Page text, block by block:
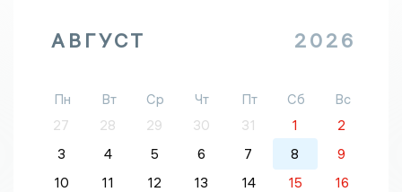
АВГУСТ 2026
Пн Вт Ср Чт Пт Сб
Вс
27
28 29 30 31 1
2
3
4 5 6 7 8
9
10
11 12 13 14 15
16